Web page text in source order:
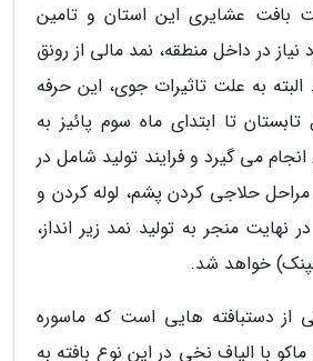
بافت عشایری این استان و تامین
نیاز در داخل منطقه، نمد مالی از رونق
به علت تاثیرات جوی، این حرفه
تا ابتدای ماه سوم پائیز به
می گیرد و فرایند تولید شامل در
حلاجی کردن پشم، لوله کردن و
منجر به تولید نمد زیر انداز،
خواهد شد.
از دستبافته هایی است که ماسوره
با الیاف نخی در این نوع بافته به